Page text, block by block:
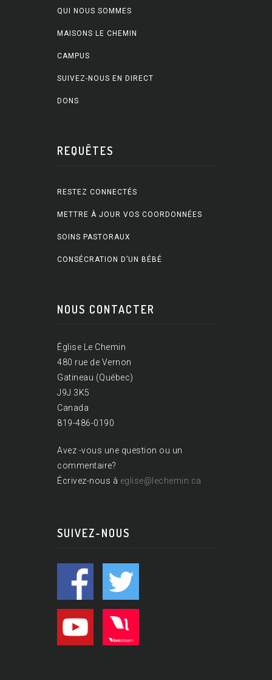
QUI NOUS SOMMES
MAISONS LE CHEMIN
CAMPUS
SUIVEZ-NOUS EN DIRECT
DONS
REQUÊTES
RESTEZ CONNECTÉS
METTRE À JOUR VOS COORDONNÉES
SOINS PASTORAUX
CONSÉCRATION D’UN BÉBÉ
NOUS CONTACTER
Église Le Chemin
480 rue de Vernon
Gatineau (Québec)
J9J 3K5
Canada
819-486-0190
Avez -vous une question ou un
commentaire?
Écrivez-nous à eglise@lechemin.ca
SUIVEZ-NOUS